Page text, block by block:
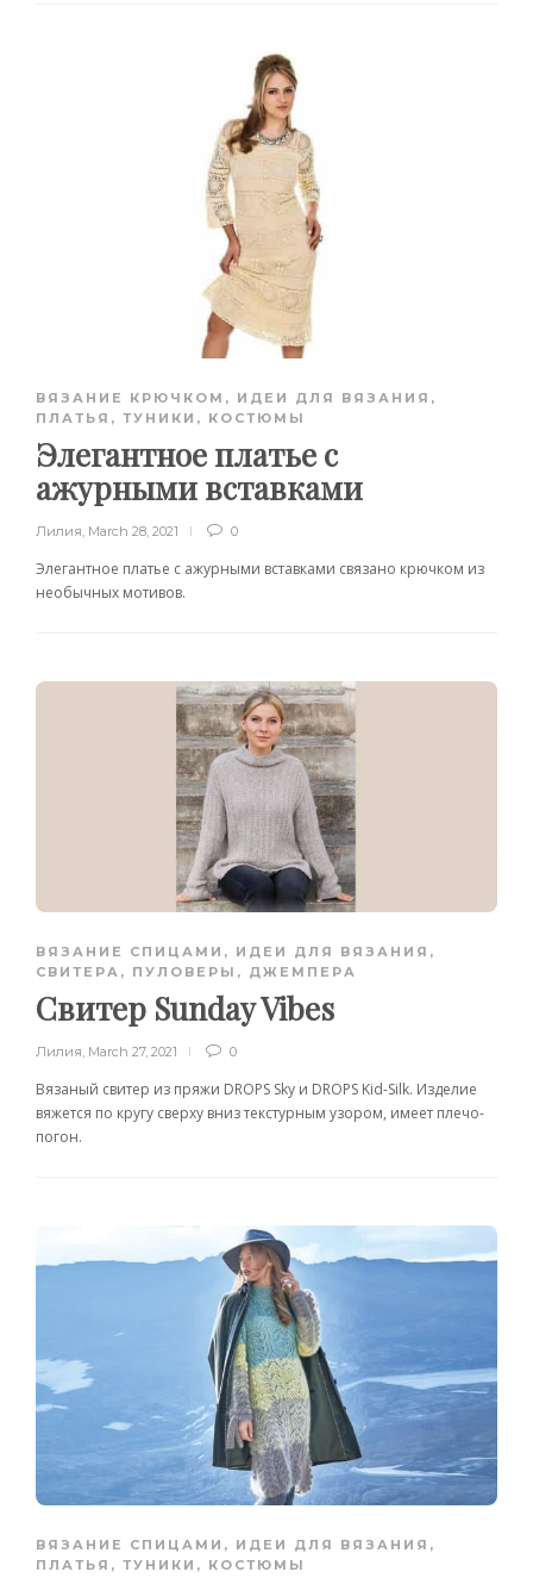
ВЯЗАНИЕ КРЮЧКОМ , ИДЕИ ДЛЯ ВЯЗАНИЯ ,
ПЛАТЬЯ, ТУНИКИ, КОСТЮМЫ
Элегантное платье с
ажурными вставками
Лилия, March 28, 2021 0
Элегантное платье с ажурными вставками связано крючком из
необычных мотивов.
ВЯЗАНИЕ СПИЦАМИ , ИДЕИ ДЛЯ ВЯЗАНИЯ ,
СВИТЕРА, ПУЛОВЕРЫ, ДЖЕМПЕРА
Свитер Sunday Vibes
Лилия March 27, 2021 0
Вязаный свитер из пряжи DROPS Sky и DROPS Kid-Silk. Изделие
вяжется по кругу сверху вниз текстурным узором, имеет плечо-
погон.
ВЯЗАНИЕ СПИЦАМИ , ИДЕИ ДЛЯ ВЯЗАНИЯ ,
ПЛАТЬЯ, ТУНИКИ, КОСТЮМЫ